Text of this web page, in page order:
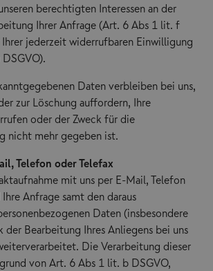
berechtigten Interessen an der
Ihrer Anfrage (Art. 6 Abs 1 lit. f
Ihrer jederzeit widerrufbaren Einwilligung
Daten verbleiben bei uns,
zur Löschung auffordern, Ihre
oder der Zweck für die
nicht mehr gegeben ist.
Telefon oder Telefax
mit uns per E-Mail, Telefon
Anfrage samt den daraus
Daten (insbesondere
der Bearbeitung Ihres Anliegens bei uns
Die Verarbeitung dieser
von Art. 6 Abs 1 lit. b DSGVO,